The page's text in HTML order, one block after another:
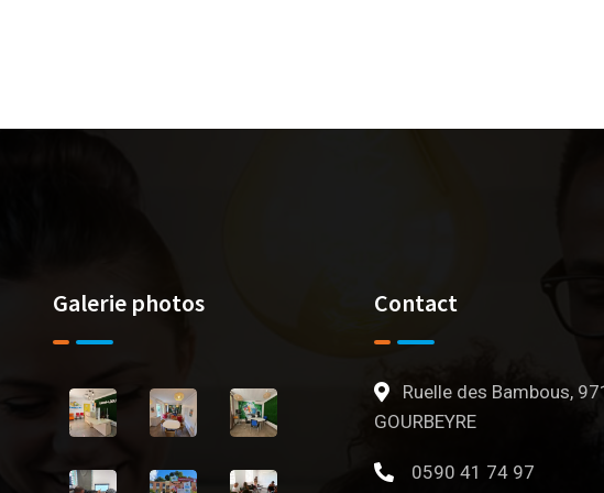
Galerie photos Contact
Ruelle des Bambous,
GOURBEYRE
0590 41 74 97